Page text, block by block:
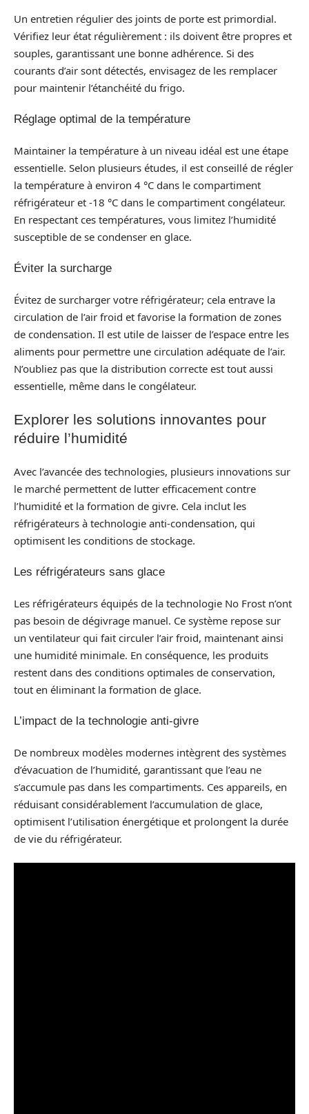
Un entretien régulier des joints de porte est primordial.
Vérifiez leur état régulièrement : ils doivent être propres et
souples, garantissant une bonne adhérence. Si des
courants d’air sont détectés, envisagez de les remplacer
pour maintenir l’étanchéité du frigo.
Réglage optimal de la température
Maintainer la température à un niveau idéal est une étape
essentielle. Selon plusieurs études, il est conseillé de régler
la température à environ 4 °C dans le compartiment
réfrigérateur et -18 °C dans le compartiment congélateur.
En respectant ces températures, vous limitez l’humidité
susceptible de se condenser en glace.
Éviter la surcharge
Évitez de surcharger votre réfrigérateur; cela entrave la
circulation de l’air froid et favorise la formation de zones
de condensation. Il est utile de laisser de l’espace entre les
aliments pour permettre une circulation adéquate de l’air.
N’oubliez pas que la distribution correcte est tout aussi
essentielle, même dans le congélateur.
Explorer les solutions innovantes pour
réduire l’humidité
Avec l’avancée des technologies, plusieurs innovations sur
le marché permettent de lutter efficacement contre
l’humidité et la formation de givre. Cela inclut les
réfrigérateurs à technologie anti-condensation, qui
optimisent les conditions de stockage.
Les réfrigérateurs sans glace
Les réfrigérateurs équipés de la technologie No Frost n’ont
pas besoin de dégivrage manuel. Ce système repose sur
un ventilateur qui fait circuler l’air froid, maintenant ainsi
une humidité minimale. En conséquence, les produits
restent dans des conditions optimales de conservation,
tout en éliminant la formation de glace.
L’impact de la technologie anti-givre
De nombreux modèles modernes intègrent des systèmes
d’évacuation de l’humidité, garantissant que l’eau ne
s’accumule pas dans les compartiments. Ces appareils, en
réduisant considérablement l’accumulation de glace,
optimisent l’utilisation énergétique et prolongent la durée
de vie du réfrigérateur.